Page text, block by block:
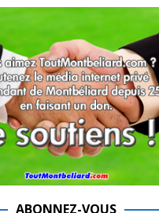
ABONNEZ-VOUS